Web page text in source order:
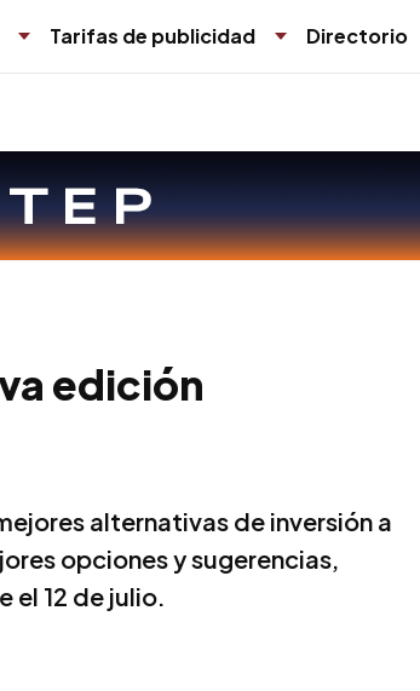
Tarifas de publicidad Directorio
edición
alternativas de inversión a
opciones y sugerencias,
el 12 de julio.